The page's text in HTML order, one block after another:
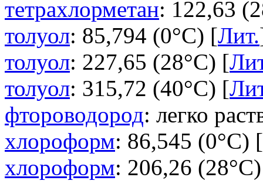
тетрахлорметан: 122,63
толуол: 85,794 (0°C) [Лит.
толуол: 227,65 (28°C) [
толуол: 315,72 (40°C) [
фтороводород: легко
хлороформ: 86,545 (0°C) [
хлороформ: 206,26